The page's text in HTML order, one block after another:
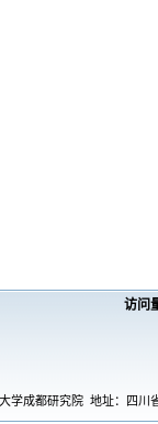
访问
学成都研究院 地址：四川